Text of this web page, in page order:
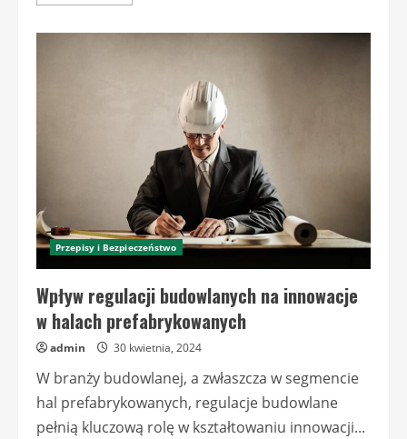
prefabrykowanych:
Przewodnik
niezbędnych
inspekcjach
certyfikatach
bezpieczeństwa
Przepisy i Bezpieczeństwo
Wpływ regulacji budowlanych na innowacje
w halach prefabrykowanych
admin 30 kwietnia, 2024
W branży budowlanej, a zwłaszcza w segmencie
hal prefabrykowanych, regulacje budowlane
pełnią kluczową rolę w kształtowaniu innowacji...